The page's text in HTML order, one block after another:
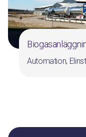
Automation,